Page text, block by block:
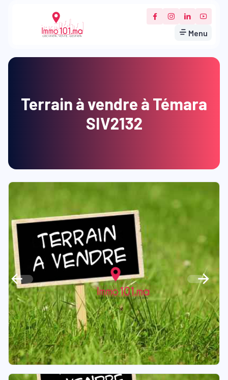
Menu
Terrain à vendre à Témara
SIV2132